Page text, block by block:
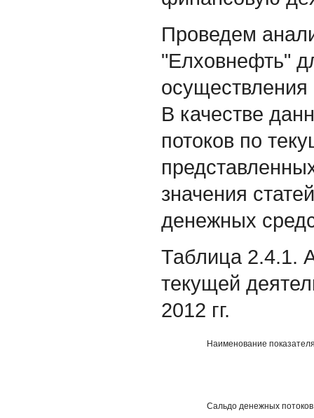
Проведем
"Елховнефть"
осуществления
В качестве
потоков по
значения
денежных
Таблица 2.4.1.
текущей
2012 гг.
Наименование
Сальдо денежных